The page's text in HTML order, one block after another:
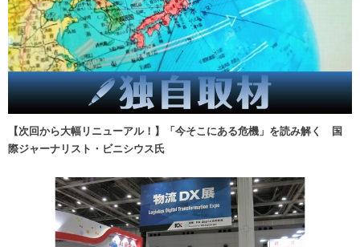
【次回から大幅リニューアル！】「今そこにある危機」を読み解く 国
際ジャーナリスト・ビニシウス氏